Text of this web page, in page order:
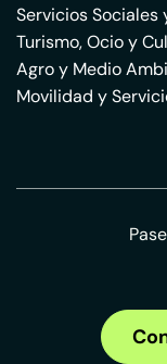
Servicios Sociales
Turismo, Ocio y
Agro y Medio
Movilidad y